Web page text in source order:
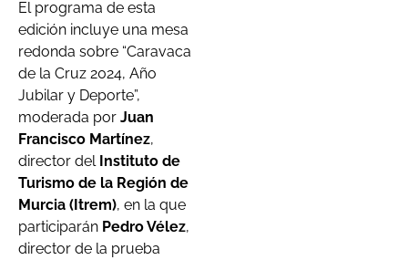
El programa de esta
edición incluye una mesa
redonda sobre “Caravaca
de la Cruz 2024, Año
Jubilar y Deporte”,
moderada por Juan
Francisco Martínez,
director del Instituto de
Turismo de la Región de
Murcia (Itrem), en la que
participarán Pedro Vélez,
director de la prueba